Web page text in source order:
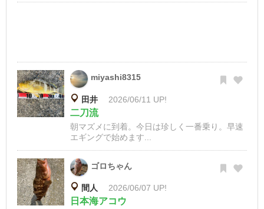
miyashi8315
田井 2026/06/11 UP!
二刀流
朝マズメに到着。今日は珍しく一番乗り。早速
エギングで始めます...
ゴロちゃん
間人 2026/06/07 UP!
日本海アコウ